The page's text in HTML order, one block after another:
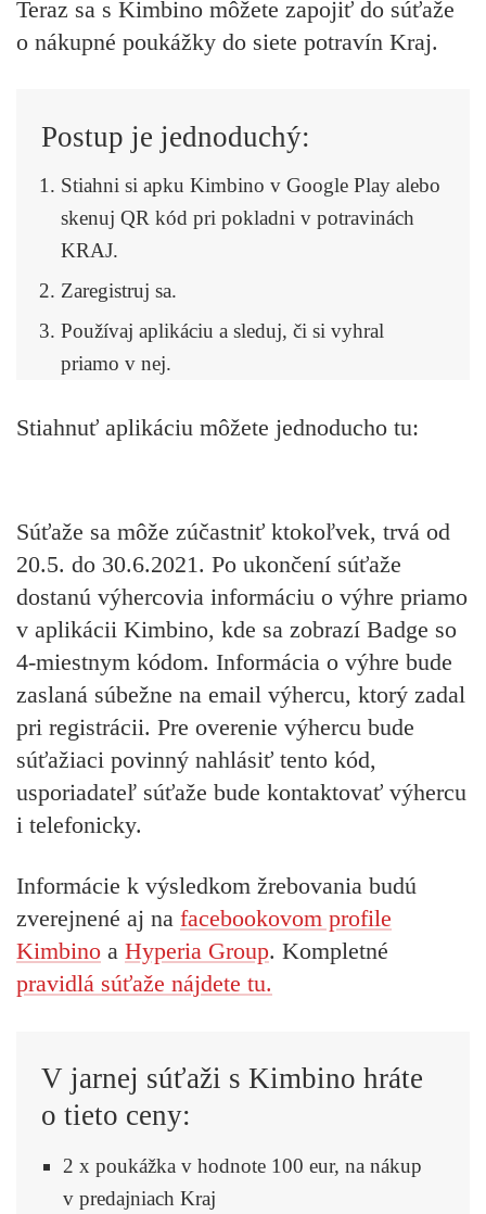
Teraz sa s Kimbino môžete zapojiť do súťaže
o nákupné poukážky do siete potravín Kraj.
Postup je jednoduchý:
Stiahni si apku Kimbino v Google Play alebo
skenuj QR kód pri pokladni v potravinách
KRAJ.
Zaregistruj sa.
Používaj aplikáciu a sleduj, či si vyhral
priamo v nej.
Stiahnuť aplikáciu môžete jednoducho tu:
Súťaže sa môže zúčastniť ktokoľvek, trvá od
20.5. do 30.6.2021. Po ukončení súťaže
dostanú výhercovia informáciu o výhre priamo
v aplikácii Kimbino, kde sa zobrazí Badge so
4-miestnym kódom. Informácia o výhre bude
zaslaná súbežne na email výhercu, ktorý zadal
pri registrácii. Pre overenie výhercu bude
súťažiaci povinný nahlásiť tento kód,
usporiadateľ súťaže bude kontaktovať výhercu
i telefonicky.
Informácie k výsledkom žrebovania budú
zverejnené aj na facebookovom profile
Kimbino a Hyperia Group. Kompletné
pravidlá súťaže nájdete tu.
V jarnej súťaži s Kimbino hráte
o tieto ceny:
2 x poukážka v hodnote 100 eur, na nákup
v predajniach Kraj